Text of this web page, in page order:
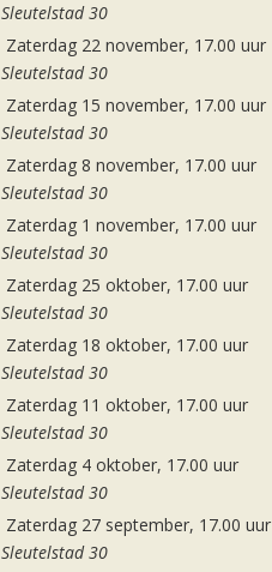
Sleutelstad 30
Zaterdag 22 november, 17.00 uur
Sleutelstad 30
Zaterdag 15 november, 17.00 uur
Sleutelstad 30
Zaterdag 8 november, 17.00 uur
Sleutelstad 30
Zaterdag 1 november, 17.00 uur
Sleutelstad 30
Zaterdag 25 oktober, 17.00 uur
Sleutelstad 30
Zaterdag 18 oktober, 17.00 uur
Sleutelstad 30
Zaterdag 11 oktober, 17.00 uur
Sleutelstad 30
Zaterdag 4 oktober, 17.00 uur
Sleutelstad 30
Zaterdag 27 september, 17.00 uur
Sleutelstad 30